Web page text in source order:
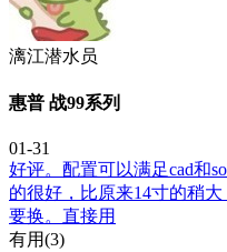
漓江潜水员
惠普 战99系列
01-31
好评。配置可以满足cad和
的很好，比原来14寸的稍
要换。直接用
有用(3)